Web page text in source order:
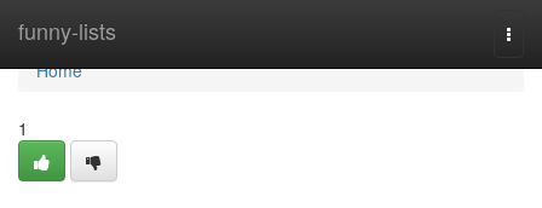
funny-lists
Home
Home
1